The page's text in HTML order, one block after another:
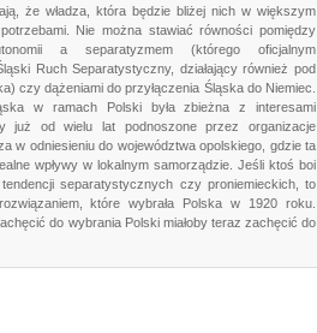
że władza, która będzie bliżej nich w większym
Nie można stawiać równości pomiędzy
a separatyzmem (którego oficjalnym
Ruch Separatystyczny, działający również pod
czy dążeniami do przyłączenia Śląska do Niemiec.
w ramach Polski była zbieżna z interesami
już od wielu lat podnoszone przez organizacje
w odniesieniu do województwa opolskiego, gdzie ta
wpływy w lokalnym samorządzie. Jeśli ktoś boi
separatystycznych czy proniemieckich, to
które wybrała Polska w 1920 roku.
do wybrania Polski miałoby teraz zachęcić do